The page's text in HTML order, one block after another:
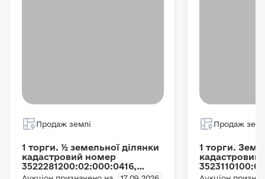
Продаж землі
1 торги. ½ земельної ділянки
кадастровий номер
3522281200:02:000:0416,
площею 5.3032 га, з
Продаж
1 торги.
кадастровий
площею